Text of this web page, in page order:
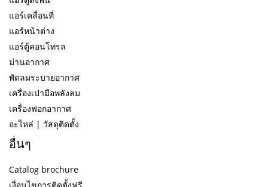
แอร์เคลื่อนที่
แอร์หน้าต่าง
แอร์ตู้คอนโทรล
ม่านอากาศ
พัดลมระบายอากาศ
เครื่องเป่ามือพลังลม
เครื่องฟอกอากาศ
อะไหล่ | วัสดุติดตั้ง
อื่นๆ
Catalog brochure